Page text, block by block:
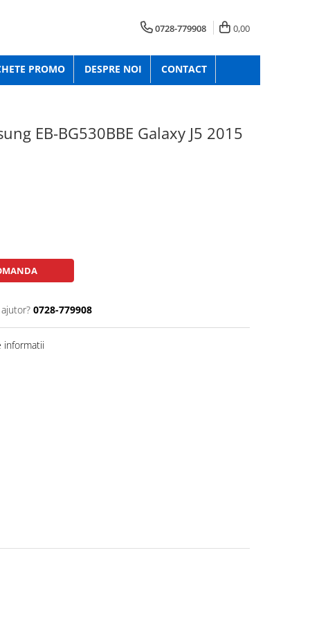
0728-779908 0,00
PROMO DESPRE NOI CONTACT
EB-BG530BBE Galaxy J5 2015
0728-779908
informatii